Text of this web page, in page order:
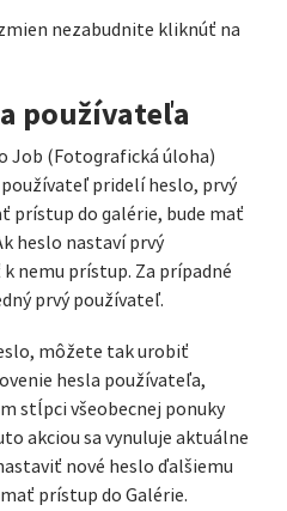
nezabudnite kliknúť na
používateľa
Job (Fotografická úloha)
pridelí heslo, prvý
prístup do galérie, bude mať
heslo nastaví prvý
nemu prístup. Za prípadné
prvý používateľ.
môžete tak urobiť
hesla používateľa,
stĺpci všeobecnej ponuky
akciou sa vynuluje aktuálne
nové heslo ďalšiemu
prístup do Galérie.